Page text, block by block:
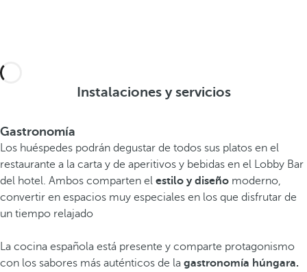
Instalaciones y servicios
Gastronomía
Los huéspedes podrán degustar de todos sus platos en el
restaurante a la carta y de aperitivos y bebidas en el Lobby Bar
del hotel. Ambos comparten el estilo y diseño moderno,
convertir en espacios muy especiales en los que disfrutar de
un tiempo relajado
La cocina española está presente y comparte protagonismo
con los sabores más auténticos de la gastronomía húngara.